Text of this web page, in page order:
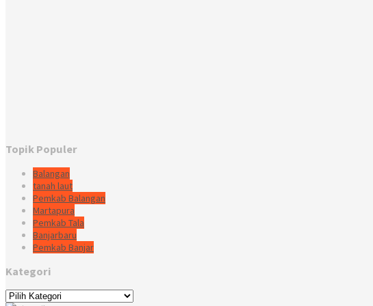
Topik Populer
Balangan
tanah laut
Pemkab Balangan
Martapura
Pemkab Tala
Banjarbaru
Pemkab Banjar
Kategori
Kategori